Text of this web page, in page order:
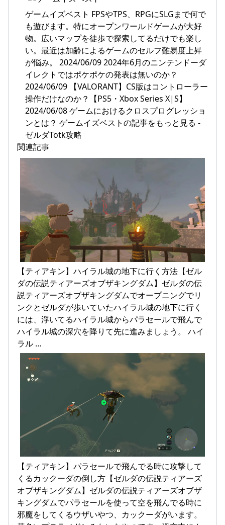
ゲームイズベスト FPSやTPS、RPGにSLGまで何で
も遊びます。特にオープンワールドゲームが大好
物。広いマップを徒歩で探索してるだけでも楽し
い。最近は加齢によるゲームのセルフ難易度上昇
が悩み。 2024/06/09 2024年6月のニンテンドーダ
イレクトではポケポケの発表は無いのか？
2024/06/09 【VALORANT】CS版はコントローラー
操作だけなのか？【PS5・Xbox Series X|S】
2024/06/08 ゲームにおけるクロスプログレッショ
ンとは？ ゲームイズベストの記事をもっと見る -
ゼルダTotk攻略
関連記事
【ティアキン】ハイラル城の地下に行く方法【ゼル
ダの伝説ティアーズオブザキングダム】ゼルダの伝
説ティアーズオブザキングダムでオープニングでリ
ンクとゼルダが歩いていたハイラル城の地下に行く
には、浮いてるハイラル城からパラセールで飛んで
ハイラル城の深穴を降りて先に進みましょう。 ハイ
ラル …
【ティアキン】パラセールで飛んでる時に攻撃して
くるカックーダの倒し方【ゼルダの伝説ティアーズ
オブザキングダム】ゼルダの伝説ティアーズオブザ
キングダムでパラセールを使って空を飛んでる時に
邪魔をしてくるウザいやつ、カックーダがいます。